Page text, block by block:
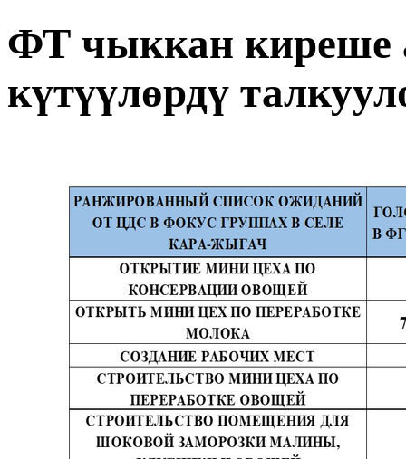
ФТ чыккан киреше
күтүүлөрдү